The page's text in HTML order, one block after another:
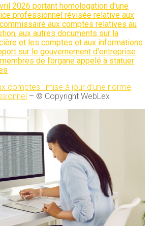
2026 portant homologation d’une
professionnel révisée relative aux
aux comptes relatives au
aux autres documents sur la
et les comptes et aux informations
sur le gouvernement d’entreprise
de l’organe appelé à statuer
comptes : mise à jour d’une norme
– © Copyright WebLex